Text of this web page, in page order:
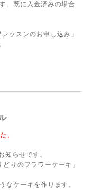
。既に入金済みの場合
レッスンのお申し込み」
。
知らせです。
りのフラワーケーキ」
なケーキを作ります。